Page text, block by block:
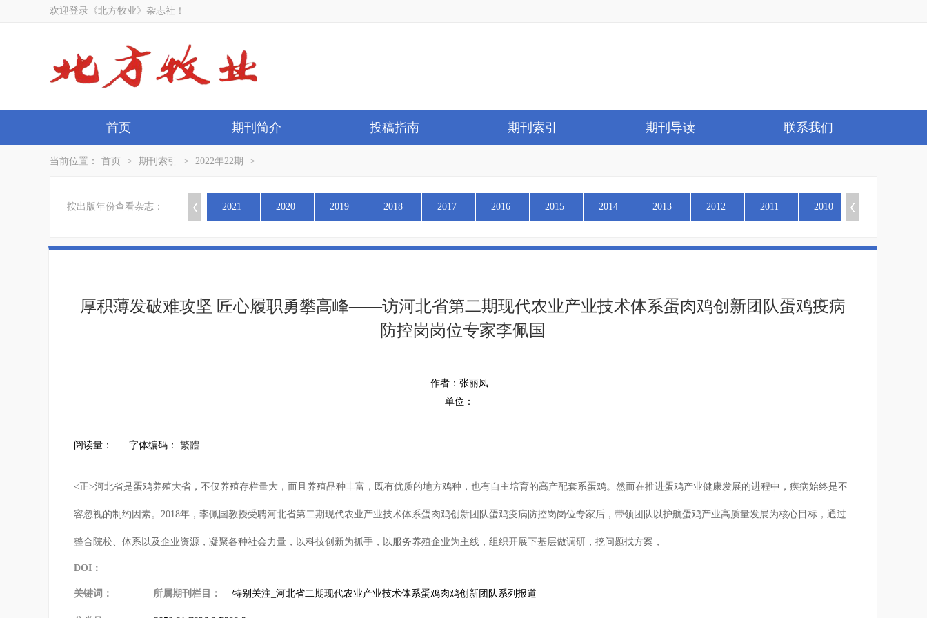
欢迎登录《北方牧业》杂志社！
首页 期刊简介 投稿指南 期刊索引 期刊导读 联系我们
当前位置： 首页 > 期刊索引 > 2022年22期 >
按出版年份查看杂志： 2021 2020 2019 2018 2017 2016 2015 2014 2013 2012 2011 2010
厚积薄发破难攻坚 匠心履职勇攀高峰——访河北省第二期现代农业产业技术体系蛋肉鸡创新团队蛋鸡疫病
防控岗岗位专家李佩国
作者：张丽凤
单位：
阅读量： 字体编码： 繁體
<正>河北省是蛋鸡养殖大省，不仅养殖存栏量大，而且养殖品种丰富，既有优质的地方鸡种，也有自主培育的高产配套系蛋鸡。然而在推进蛋鸡产业健康发展的进程中，疾病始终是不
容忽视的制约因素。2018年，李佩国教授受聘河北省第二期现代农业产业技术体系蛋肉鸡创新团队蛋鸡疫病防控岗岗位专家后，带领团队以护航蛋鸡产业高质量发展为核心目标，通过
整合院校、体系以及企业资源，凝聚各种社会力量，以科技创新为抓手，以服务养殖企业为主线，组织开展下基层做调研，挖问题找方案，
DOI：
关键词： 所属期刊栏目： 特别关注_河北省二期现代农业产业技术体系蛋鸡肉鸡创新团队系列报道